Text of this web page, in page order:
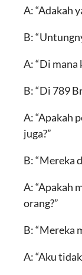
A: “Adakah
B:
A: “Di mana
B: “Di 789
A: “Apakah
juga?”
B: “Mereka
A: “Apakah
orang?”
B: “Mereka
A: “Aku